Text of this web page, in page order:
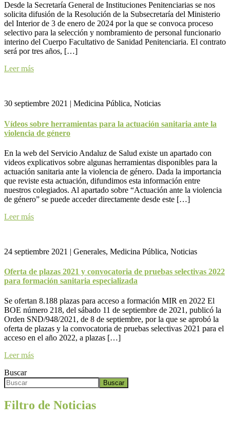
Desde la Secretaría General de Instituciones Penitenciarias se nos
solicita difusión de la Resolución de la Subsecretaría del Ministerio
del Interior de 3 de enero de 2024 por la que se convoca proceso
selectivo para la selección y nombramiento de personal funcionario
interino del Cuerpo Facultativo de Sanidad Penitenciaria. El contrato
será por tres años, […]
Leer más
30 septiembre 2021 | Medicina Pública, Noticias
Vídeos sobre herramientas para la actuación sanitaria ante la
violencia de género
En la web del Servicio Andaluz de Salud existe un apartado con
videos explicativos sobre algunas herramientas disponibles para la
actuación sanitaria ante la violencia de género. Dada la importancia
que reviste esta actuación, difundimos esta información entre
nuestros colegiados. Al apartado sobre “Actuación ante la violencia
de género” se puede acceder directamente desde este […]
Leer más
24 septiembre 2021 | Generales, Medicina Pública, Noticias
Oferta de plazas 2021 y convocatoria de pruebas selectivas 2022
para formación sanitaria especializada
Se ofertan 8.188 plazas para acceso a formación MIR en 2022 El
BOE número 218, del sábado 11 de septiembre de 2021, publicó la
Orden SND/948/2021, de 8 de septiembre, por la que se aprobó la
oferta de plazas y la convocatoria de pruebas selectivas 2021 para el
acceso en el año 2022, a plazas […]
Leer más
Buscar
Buscar
Filtro de Noticias